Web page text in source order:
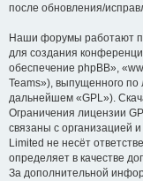
после обновления/
Наши форумы работают
для создания
обеспечение phpBB»,
Teams»), выпущенного по
дальнейшем «GPL»).
Ограничения лицензии
связаны с организацией
Limited не несёт
определяет в качестве
За дополнительной